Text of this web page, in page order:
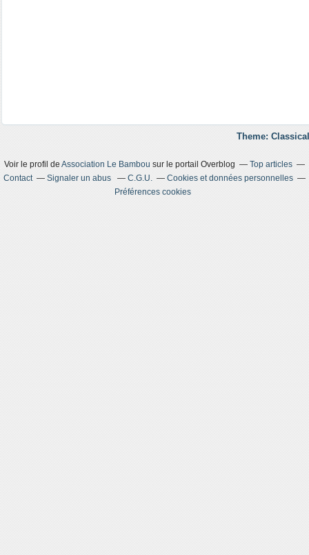
Theme:
Voir le profil de Association Le Bambou sur le portail Overblog
Top articles
Contact
Signaler un abus C.G.U.
Cookies et données personnelles
Préférences cookies